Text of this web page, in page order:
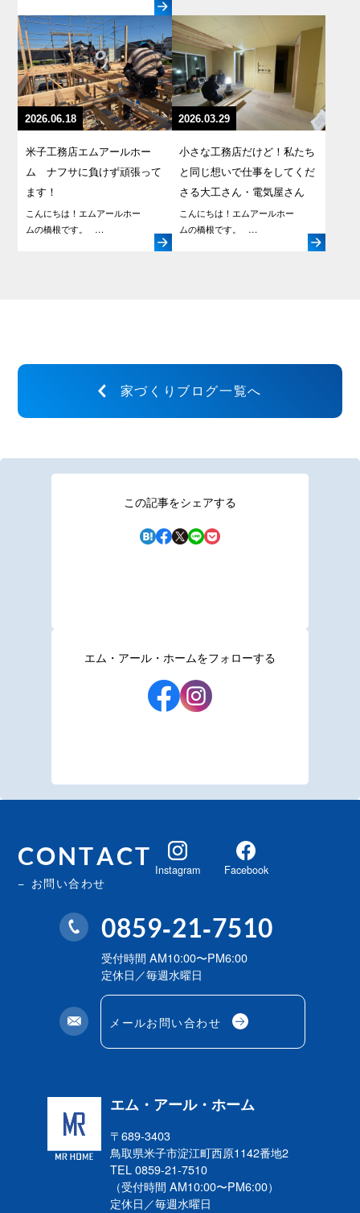
2026.06.18
米子工務店エムアールホー
ム ナフサに負けず頑張って
ます！
こんにちは！エムアールホー
ムの橋根です。 …
2026.03.29
小さな工務店だけど！私たち
と同じ想いで仕事をしてくだ
さる大工さん・電気屋さん
こんにちは！エムアールホー
ムの橋根です。 …
家づくりブログ一覧へ
この記事をシェアする
エム・アール・ホームをフォローする
CONTACT
お問い合わせ
0859-21-7510
受付時間 AM10:00〜PM6:00
定休日／毎週水曜日
メールお問い合わせ
エム・アール・ホーム
〒689-3403
鳥取県米子市淀江町西原1142番地2
TEL 0859-21-7510
（受付時間 AM10:00〜PM6:00）
定休日／毎週水曜日
Instagram Facebook